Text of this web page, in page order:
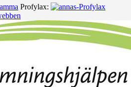
Profylax: